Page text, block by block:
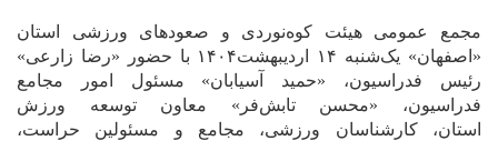
مجمع عمومی هیئت کوه‌نوردی و صعودهای ورزشی استان
«اصفهان» یک‌شنبه ۱۴ اردیبهشت۱۴۰۴ با حضور «رضا زارعی»
رئیس فدراسیون، «حمید آسیابان» مسئول امور مجامع
فدراسیون، «محسن تابش‌فر» معاون توسعه ورزش
استان، کارشناسان ورزشی، مجامع و مسئولین حراست،